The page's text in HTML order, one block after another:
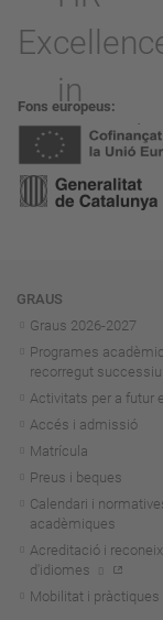
Fons europeus
GRAUS
Graus 2026-2027
Programes
recorregut successiu
Activitats per a futur
Accés i admissió
Matrícula
Preus i beques
Calendari i
acadèmiques
Acreditació i
d'idiomes
Mobilitat i pràctiques